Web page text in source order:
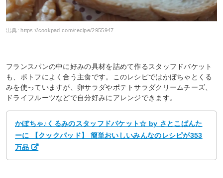
出典:https://cookpad.com/recipe/2955947
フランスパンの中に好みの具材を詰めて作るスタッフドバケット
も、ポトフによく合う主食です。このレシピではかぼちゃとくる
みを使っていますが、卵サラダやポテトサラダクリームチーズ、
ドライフルーツなどで自分好みにアレンジできます。
かぼちゃ♪くるみのスタッフドバケット☆ by さとこぱんた
ーに 【クックパッド】 簡単おいしいみんなのレシピが353
万品